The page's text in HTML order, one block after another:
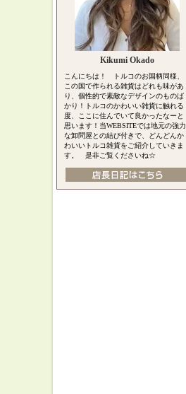
Kikumi Okado
こんにちは！ トルコのお国柄同様、
この国で作られる雑貨はどれも味があ
り、個性的で素敵なデザインのものば
かり！トルコのかわいい雑貨に触れる
度、ここに住んでいて良かったなーと
思います！当WEBSITEでは地元の強力
な卸問屋との結び付きで、どんどんか
わいいトルコ雑貨をご紹介していきま
す。 是非ご覧くださいね☆